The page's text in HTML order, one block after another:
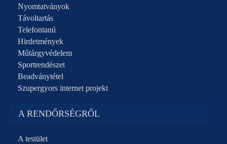
Nyomtatványok
Távoltartás
Telefontanú
Hirdetmények
Műtárgyvédelem
Sportrendészet
Beadványtétel
Szupergyors internet projekt
A RENDŐRSÉGRŐL
A testület